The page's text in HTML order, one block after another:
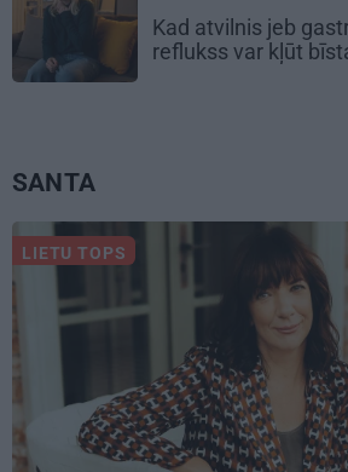
Kad atvilnis jeb
reflukss var kļūt
SANTA
LIETU TOPS